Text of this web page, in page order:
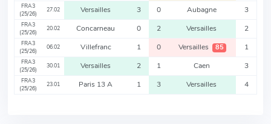
FRA3
(25/26)
27.02 Versailles 3 0 Aubagne 3
FRA3
(25/26)
20.02 Concarneau 0 2 Versailles 2
FRA3
(25/26)
06.02 Villefranc 1 0 Versailles 85 1
FRA3
(25/26)
30.01 Versailles 2 1 Caen 3
FRA3
(25/26)
23.01 Paris 13 A 1 3 Versailles 4